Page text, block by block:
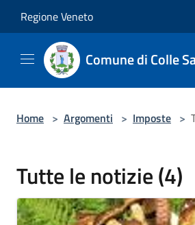
Regione Veneto
Comune di Colle
Home > Argomenti > Imposte >
Tutte le notizie (4)